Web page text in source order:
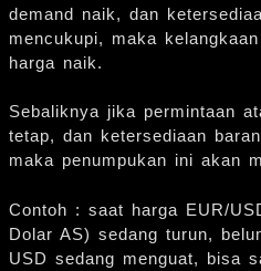
demand naik, dan
mencukupi, maka
harga naik.
Sebaliknya jika permintaan
tetap, dan ketersediaan
maka penumpukan ini akan
Contoh : saat harga EUR/
Dolar AS) sedang turun,
USD sedang menguat, bisa